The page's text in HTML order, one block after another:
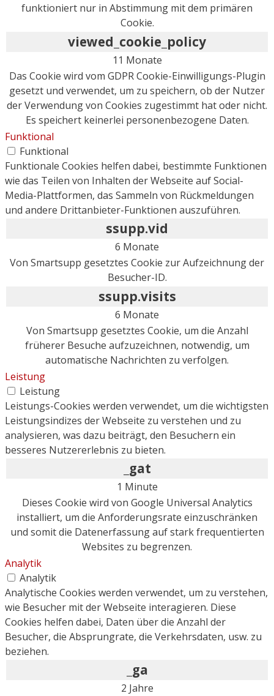
funktioniert nur in Abstimmung mit dem primären
Cookie.
viewed_cookie_policy
11 Monate
Das Cookie wird vom GDPR Cookie-Einwilligungs-Plugin
gesetzt und verwendet, um zu speichern, ob der Nutzer
der Verwendung von Cookies zugestimmt hat oder nicht.
Es speichert keinerlei personenbezogene Daten.
Funktional
Funktional
Funktionale Cookies helfen dabei, bestimmte Funktionen
wie das Teilen von Inhalten der Webseite auf Social-
Media-Plattformen, das Sammeln von Rückmeldungen
und andere Drittanbieter-Funktionen auszuführen.
ssupp.vid
6 Monate
Von Smartsupp gesetztes Cookie zur Aufzeichnung der
Besucher-ID.
ssupp.visits
6 Monate
Von Smartsupp gesetztes Cookie, um die Anzahl
früherer Besuche aufzuzeichnen, notwendig, um
automatische Nachrichten zu verfolgen.
Leistung
Leistung
Leistungs-Cookies werden verwendet, um die wichtigsten
Leistungsindizes der Webseite zu verstehen und zu
analysieren, was dazu beiträgt, den Besuchern ein
besseres Nutzererlebnis zu bieten.
_gat
1 Minute
Dieses Cookie wird von Google Universal Analytics
installiert, um die Anforderungsrate einzuschränken
und somit die Datenerfassung auf stark frequentierten
Websites zu begrenzen.
Analytik
Analytik
Analytische Cookies werden verwendet, um zu verstehen,
wie Besucher mit der Webseite interagieren. Diese
Cookies helfen dabei, Daten über die Anzahl der
Besucher, die Absprungrate, die Verkehrsdaten, usw. zu
beziehen.
_ga
2 Jahre